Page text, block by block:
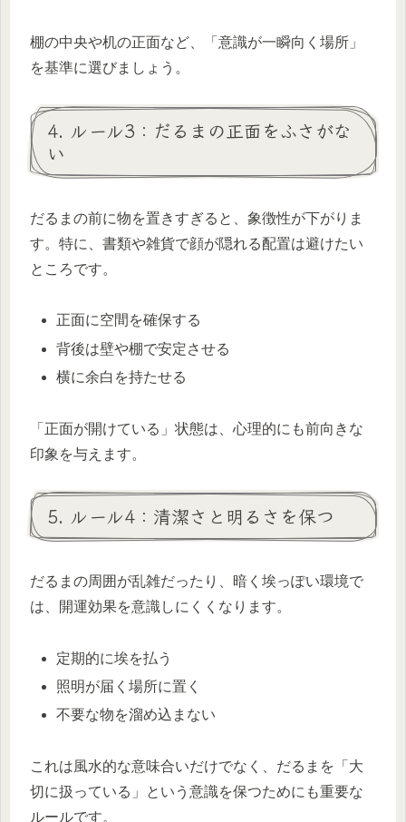
棚の中央や机の正面など、「意識が一瞬向く場所」
を基準に選びましょう。
4. ルール3：だるまの正面をふさがな
い
だるまの前に物を置きすぎると、象徴性が下がりま
す。特に、書類や雑貨で顔が隠れる配置は避けたい
ところです。
正面に空間を確保する
背後は壁や棚で安定させる
横に余白を持たせる
「正面が開けている」状態は、心理的にも前向きな
印象を与えます。
5. ルール4：清潔さと明るさを保つ
だるまの周囲が乱雑だったり、暗く埃っぽい環境で
は、開運効果を意識しにくくなります。
定期的に埃を払う
照明が届く場所に置く
不要な物を溜め込まない
これは風水的な意味合いだけでなく、だるまを「大
切に扱っている」という意識を保つためにも重要な
ルールです。